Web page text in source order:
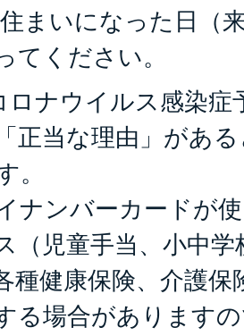
まいになった日（
てください。
ロナウイルス感染症
正当な理由」があ
。
ナンバーカードが
（児童手当、小中
種健康保険、介護
る場合があります